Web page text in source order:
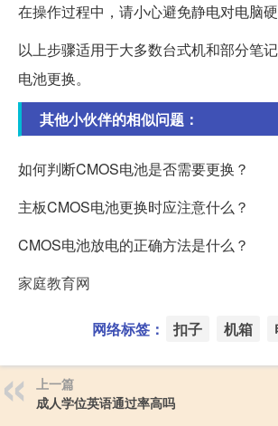
在操作过程中，请小心避免静电对电脑硬
以上步骤适用于大多数台式机和部分笔
电池更换。
其他小伙伴的相似问题：
如何判断CMOS电池是否需要更换？
主板CMOS电池更换时应注意什么？
CMOS电池放电的正确方法是什么？
家庭教育网
网络标签： 扣子 机箱
上一篇
成人学位英语通过率高吗